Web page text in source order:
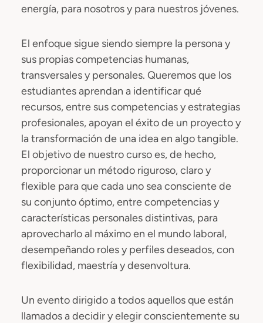
energía, para nosotros y para nuestros jóvenes.
El enfoque sigue siendo siempre la persona y
sus propias competencias humanas,
transversales y personales. Queremos que los
estudiantes aprendan a identificar qué
recursos, entre sus competencias y estrategias
profesionales, apoyan el éxito de un proyecto y
la transformación de una idea en algo tangible.
El objetivo de nuestro curso es, de hecho,
proporcionar un método riguroso, claro y
flexible para que cada uno sea consciente de
su conjunto óptimo, entre competencias y
características personales distintivas, para
aprovecharlo al máximo en el mundo laboral,
desempeñando roles y perfiles deseados, con
flexibilidad, maestría y desenvoltura.
Un evento dirigido a todos aquellos que están
llamados a decidir y elegir conscientemente su